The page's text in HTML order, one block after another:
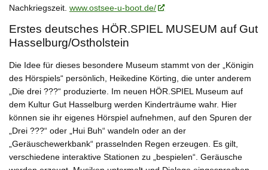
Nachkriegszeit. www.ostsee-u-boot.de/
Erstes deutsches HÖR.SPIEL MUSEUM auf Gut
Hasselburg/Ostholstein
Die Idee für dieses besondere Museum stammt von der „Königin
des Hörspiels“ persönlich, Heikedine Körting, die unter anderem
„Die drei ???“ produzierte. Im neuen HÖR.SPIEL Museum auf
dem Kultur Gut Hasselburg werden Kinderträume wahr. Hier
können sie ihr eigenes Hörspiel aufnehmen, auf den Spuren der
„Drei ???“ oder „Hui Buh“ wandeln oder an der
„Geräuschewerkbank“ prasselnden Regen erzeugen. Es gilt,
verschiedene interaktive Stationen zu „bespielen“. Geräusche